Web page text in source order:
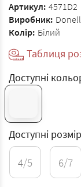
Артикул: 4571D2
Виробник:
Колір: Білий
Таблиця
Доступні
Доступні
4/5 6/7